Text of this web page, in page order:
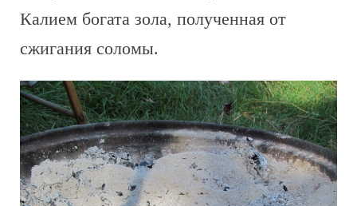
Калием богата зола, полученная от
сжигания соломы.